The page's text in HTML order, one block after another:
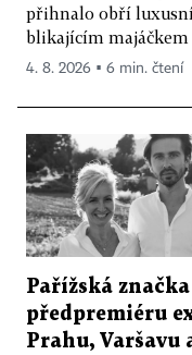
přihnalo obří
blikajícím majáčkem
4. 8. 2026 ▪ 6 min. čtení
Pařížská
předpremiéru
Prahu, Varšavu